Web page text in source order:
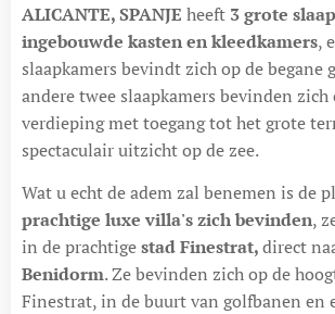
ALICANTE, SPANJE heeft 3 grote
ingebouwde kasten en kleedkamers,
slaapkamers bevindt zich op de begane
andere twee slaapkamers bevinden zich
verdieping met toegang tot het grote
spectaculair uitzicht op de zee.
Wat u echt de adem zal benemen is de
prachtige luxe villa's zich bevinden,
in de prachtigestad Finestrat,direct
Benidorm. Ze bevinden zich op de
Finestrat, in de buurt van golfbanen en